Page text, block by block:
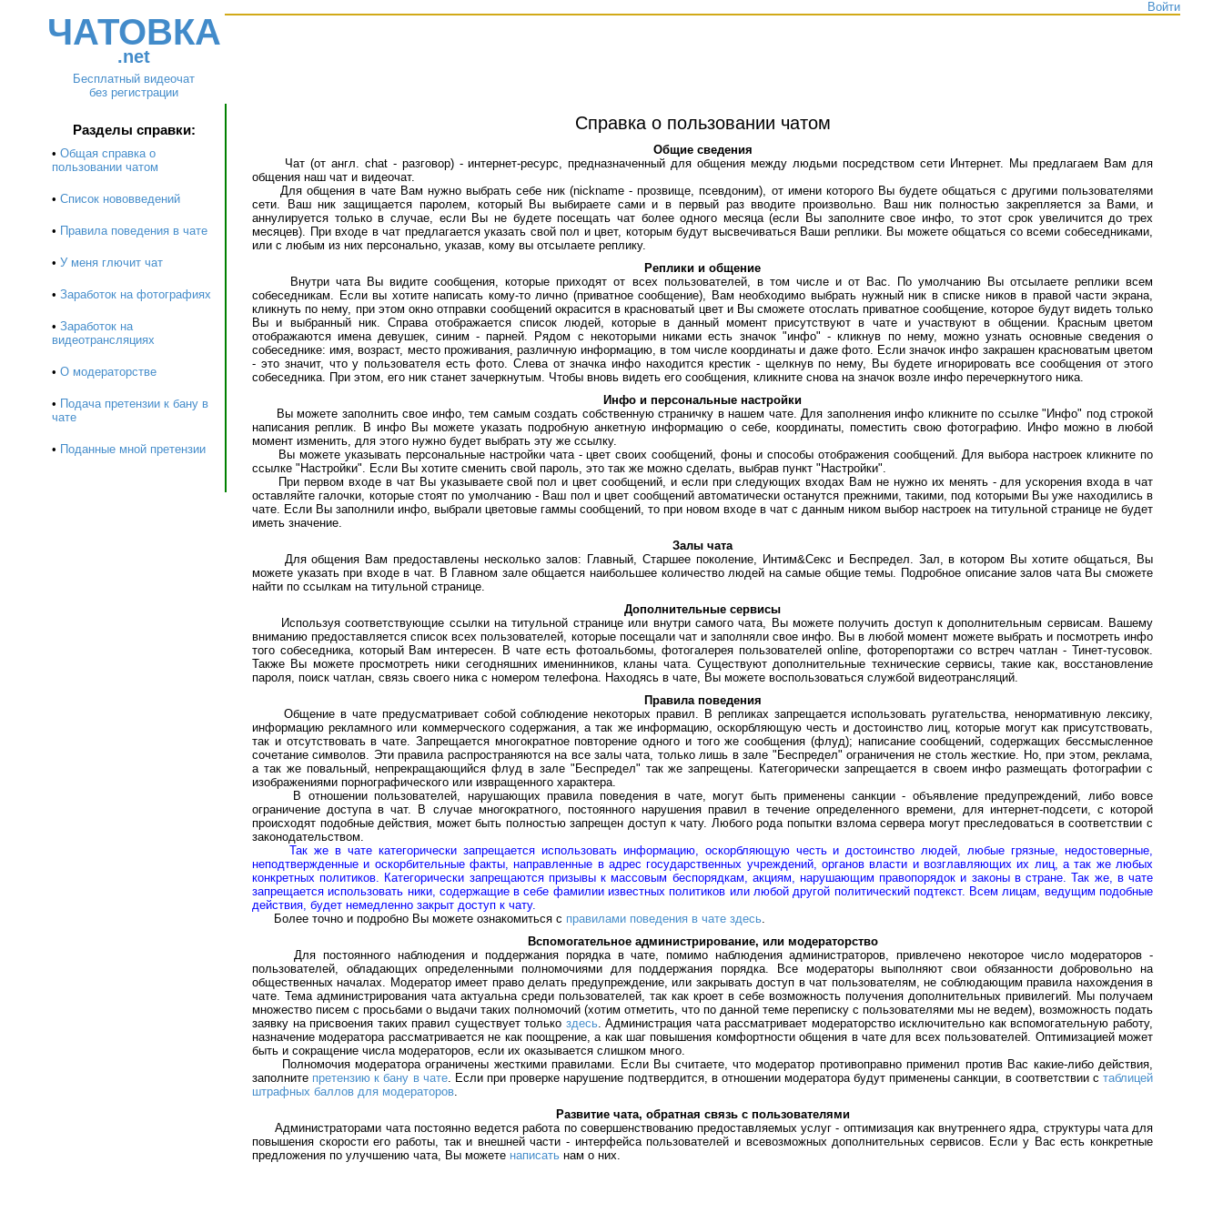
Войти
ЧАТОВКА
.net
Бесплатный видеочат
без регистрации
Разделы справки:
• Общая справка о
пользовании чатом
• Список нововведений
• Правила поведения в чате
• У меня глючит чат
• Заработок на фотографиях
• Заработок на
видеотрансляциях
• О модераторстве
• Подача претензии к бану в
чате
• Поданные мной претензии
Справка о пользовании чатом
Общие сведения
Чат (от англ. chat - разговор) - интернет-ресурс, предназначенный для общения между людьми посредством сети Интернет. Мы предлагаем Вам для
общения наш чат и видеочат.
Для общения в чате Вам нужно выбрать себе ник (nickname - прозвище, псевдоним), от имени которого Вы будете общаться с другими пользователями
сети. Ваш ник защищается паролем, который Вы выбираете сами и в первый раз вводите произвольно. Ваш ник полностью закрепляется за Вами, и
аннулируется только в случае, если Вы не будете посещать чат более одного месяца (если Вы заполните свое инфо, то этот срок увеличится до трех
месяцев). При входе в чат предлагается указать свой пол и цвет, которым будут высвечиваться Ваши реплики. Вы можете общаться со всеми собеседниками,
или с любым из них персонально, указав, кому вы отсылаете реплику.
Реплики и общение
Внутри чата Вы видите сообщения, которые приходят от всех пользователей, в том числе и от Вас. По умолчанию Вы отсылаете реплики всем
собеседникам. Если вы хотите написать кому-то лично (приватное сообщение), Вам необходимо выбрать нужный ник в списке ников в правой части экрана,
кликнуть по нему, при этом окно отправки сообщений окрасится в красноватый цвет и Вы сможете отослать приватное сообщение, которое будут видеть только
Вы и выбранный ник. Справа отображается список людей, которые в данный момент присутствуют в чате и участвуют в общении. Красным цветом
отображаются имена девушек, синим - парней. Рядом с некоторыми никами есть значок "инфо" - кликнув по нему, можно узнать основные сведения о
собеседнике: имя, возраст, место проживания, различную информацию, в том числе координаты и даже фото. Если значок инфо закрашен красноватым цветом
- это значит, что у пользователя есть фото. Слева от значка инфо находится крестик - щелкнув по нему, Вы будете игнорировать все сообщения от этого
собеседника. При этом, его ник станет зачеркнутым. Чтобы вновь видеть его сообщения, кликните снова на значок возле инфо перечеркнутого ника.
Инфо и персональные настройки
Вы можете заполнить свое инфо, тем самым создать собственную страничку в нашем чате. Для заполнения инфо кликните по ссылке "Инфо" под строкой
написания реплик. В инфо Вы можете указать подробную анкетную информацию о себе, координаты, поместить свою фотографию. Инфо можно в любой
момент изменить, для этого нужно будет выбрать эту же ссылку.
Вы можете указывать персональные настройки чата - цвет своих сообщений, фоны и способы отображения сообщений. Для выбора настроек кликните по
ссылке "Настройки". Если Вы хотите сменить свой пароль, это так же можно сделать, выбрав пункт "Настройки".
При первом входе в чат Вы указываете свой пол и цвет сообщений, и если при следующих входах Вам не нужно их менять - для ускорения входа в чат
оставляйте галочки, которые стоят по умолчанию - Ваш пол и цвет сообщений автоматически останутся прежними, такими, под которыми Вы уже находились в
чате. Если Вы заполнили инфо, выбрали цветовые гаммы сообщений, то при новом входе в чат с данным ником выбор настроек на титульной странице не будет
иметь значение.
Залы чата
Для общения Вам предоставлены несколько залов: Главный, Старшее поколение, Интим&Секс и Беспредел. Зал, в котором Вы хотите общаться, Вы
можете указать при входе в чат. В Главном зале общается наибольшее количество людей на самые общие темы. Подробное описание залов чата Вы сможете
найти по ссылкам на титульной странице.
Дополнительные сервисы
Используя соответствующие ссылки на титульной странице или внутри самого чата, Вы можете получить доступ к дополнительным сервисам. Вашему
вниманию предоставляется список всех пользователей, которые посещали чат и заполняли свое инфо. Вы в любой момент можете выбрать и посмотреть инфо
того собеседника, который Вам интересен. В чате есть фотоальбомы, фотогалерея пользователей online, фоторепортажи со встреч чатлан - Тинет-тусовок.
Также Вы можете просмотреть ники сегодняшних именинников, кланы чата. Существуют дополнительные технические сервисы, такие как, восстановление
пароля, поиск чатлан, связь своего ника с номером телефона. Находясь в чате, Вы можете воспользоваться службой видеотрансляций.
Правила поведения
Общение в чате предусматривает собой соблюдение некоторых правил. В репликах запрещается использовать ругательства, ненормативную лексику,
информацию рекламного или коммерческого содержания, а так же информацию, оскорбляющую честь и достоинство лиц, которые могут как присутствовать,
так и отсутствовать в чате. Запрещается многократное повторение одного и того же сообщения (флуд); написание сообщений, содержащих бессмысленное
сочетание символов. Эти правила распространяются на все залы чата, только лишь в зале "Беспредел" ограничения не столь жесткие. Но, при этом, реклама,
а так же повальный, непрекращающийся флуд в зале "Беспредел" так же запрещены. Категорически запрещается в своем инфо размещать фотографии с
изображениями порнографического или извращенного характера.
В отношении пользователей, нарушающих правила поведения в чате, могут быть применены санкции - объявление предупреждений, либо вовсе
ограничение доступа в чат. В случае многократного, постоянного нарушения правил в течение определенного времени, для интернет-подсети, с которой
происходят подобные действия, может быть полностью запрещен доступ к чату. Любого рода попытки взлома сервера могут преследоваться в соответствии с
законодательством.
Так же в чате категорически запрещается использовать информацию, оскорбляющую честь и достоинство людей, любые грязные, недостоверные,
неподтвержденные и оскорбительные факты, направленные в адрес государственных учреждений, органов власти и возглавляющих их лиц, а так же любых
конкретных политиков. Категорически запрещаются призывы к массовым беспорядкам, акциям, нарушающим правопорядок и законы в стране. Так же, в чате
запрещается использовать ники, содержащие в себе фамилии известных политиков или любой другой политический подтекст. Всем лицам, ведущим подобные
действия, будет немедленно закрыт доступ к чату.
Более точно и подробно Вы можете ознакомиться с правилами поведения в чате здесь.
Вспомогательное администрирование, или модераторство
Для постоянного наблюдения и поддержания порядка в чате, помимо наблюдения администраторов, привлечено некоторое число модераторов -
пользователей, обладающих определенными полномочиями для поддержания порядка. Все модераторы выполняют свои обязанности добровольно на
общественных началах. Модератор имеет право делать предупреждение, или закрывать доступ в чат пользователям, не соблюдающим правила нахождения в
чате. Тема администрирования чата актуальна среди пользователей, так как кроет в себе возможность получения дополнительных привилегий. Мы получаем
множество писем с просьбами о выдачи таких полномочий (хотим отметить, что по данной теме переписку с пользователями мы не ведем), возможность подать
заявку на присвоения таких правил существует только здесь. Администрация чата рассматривает модераторство исключительно как вспомогательную работу,
назначение модератора рассматривается не как поощрение, а как шаг повышения комфортности общения в чате для всех пользователей. Оптимизацией может
быть и сокращение числа модераторов, если их оказывается слишком много.
Полномочия модератора ограничены жесткими правилами. Если Вы считаете, что модератор противоправно применил против Вас какие-либо действия,
заполните претензию к бану в чате. Если при проверке нарушение подтвердится, в отношении модератора будут применены санкции, в соответствии стаблицей
штрафных баллов для модераторов.
Развитие чата, обратная связь с пользователями
Администраторами чата постоянно ведется работа по совершенствованию предоставляемых услуг - оптимизация как внутреннего ядра, структуры чата для
повышения скорости его работы, так и внешней части - интерфейса пользователей и всевозможных дополнительных сервисов. Если у Вас есть конкретные
предложения по улучшению чата, Вы можете написать нам о них.